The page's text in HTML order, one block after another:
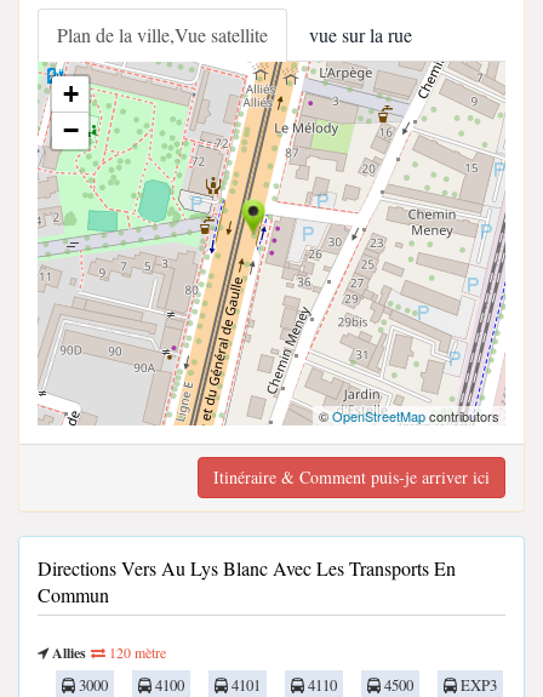
Plan de la ville,Vue satellite vue sur la rue
+
−
©OpenStreetMapcontributors
Itinéraire & Comment puis-je arriver ici
Directions Vers Au Lys Blanc Avec Les Transports En
Commun
Allies 120 mètre
3000 4100 4101 4110 4500
EXP3